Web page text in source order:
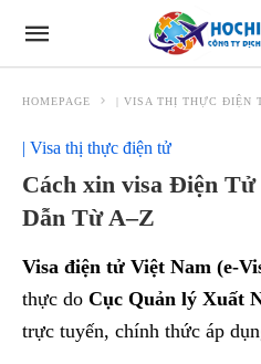
HOMEPAGE | VISA THỊ THỰC ĐIỆN
| Visa thị thực điện tử
Cách xin visa Điện
Dẫn Từ A–Z
Visa điện tử Việt Nam (e-
thực do Cục Quản lý Xuất
trực tuyến, chính thức áp